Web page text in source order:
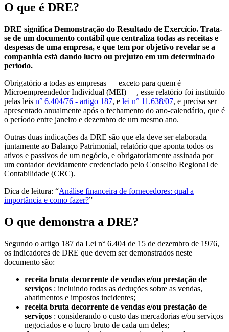
O que é DRE?
DRE significa Demonstração do Resultado de Exercício. Trata-
se de um documento contábil que centraliza todas as receitas e
despesas de uma empresa, e que tem por objetivo revelar se a
companhia está dando lucro ou prejuízo em um determinado
período.
Obrigatório a todas as empresas — exceto para quem é
Microempreendedor Individual (MEI) —, esse relatório foi instituído
pelas leis n° 6.404/76 - artigo 187, e lei n° 11.638/07, e precisa ser
apresentado anualmente após o fechamento do ano-calendário, que é
o período entre janeiro e dezembro de um mesmo ano.
Outras duas indicações da DRE são que ela deve ser elaborada
juntamente ao Balanço Patrimonial, relatório que aponta todos os
ativos e passivos de um negócio, e obrigatoriamente assinada por
um contador devidamente credenciado pelo Conselho Regional de
Contabilidade (CRC).
Dica de leitura: “Análise financeira de fornecedores: qual a
importância e como fazer?”
O que demonstra a DRE?
Segundo o artigo 187 da Lei n° 6.404 de 15 de dezembro de 1976,
os indicadores de DRE que devem ser demonstrados neste
documento são:
receita bruta decorrente de vendas e/ou prestação de
serviços : incluindo todas as deduções sobre as vendas,
abatimentos e impostos incidentes;
receita bruta decorrente de vendas e/ou prestação de
serviços : considerando o custo das mercadorias e/ou serviços
negociados e o lucro bruto de cada um deles;